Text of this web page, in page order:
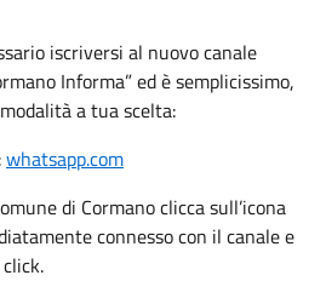
iscriversi al nuovo canale
Informa” ed è semplicissimo,
a tua scelta:
whatsapp.com
di Cormano clicca sull’icona
connesso con il canale e